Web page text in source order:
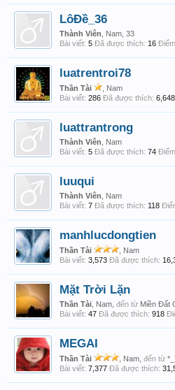
LôĐề_36
Thành Viên , Nam, 33
Bài viết: 5 Đã được thích: 16
luatrentroi78
Thần Tài
, Nam
Bài viết: 286 Đã được thích: 6,648
luattrantrong
Thành Viên , Nam
Bài viết: 5 Đã được thích: 74
luuqui
Thành Viên , Nam
Bài viết: 7 Đã được thích: 118
manhlucdongtien
Thần Tài
, Nam
Bài viết: 3,573 Đã được thích:
Mặt Trời Lặn
Thần Tài , Nam, đến từ Miền Đất
Bài viết: 47 Đã được thích: 918
MEGAI
Thần Tài , Nam, đến từ
Bài viết: 7,377 Đã được thích: